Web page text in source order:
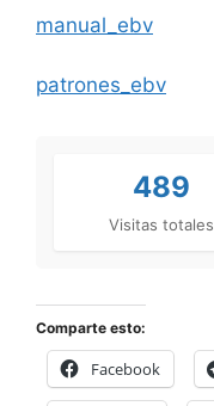
manual_ebv
patrones_ebv
489
Visitas totales
Comparte esto:
Facebook